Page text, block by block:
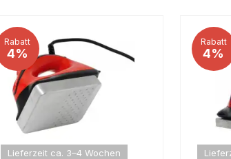
Rabatt
4%
Lieferzeit ca. 3–4 Wochen
Rabatt
4%